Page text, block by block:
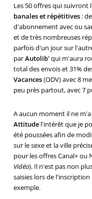
Les 50 offres qui
banales et répétitives:
d'abonnement avec ou
et de très nombreuses
parfois d'un jour sur
parAutolib'qui m'aura
total des envois et 31%
Vacances(ODV) avec 8
peu près partout, avec 7
A aucun moment il ne
Attitudel'intérêt que je
été poussées afin de
sur le sexe et la ville
pour les offres Canal+ ou
Vidéo). Il n'est pas non
saisies lors de
exemple.